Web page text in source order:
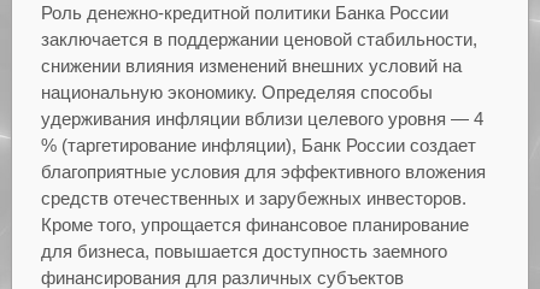
Роль денежно-кредитной политики Банка России
заключается в поддержании ценовой стабильности,
снижении влияния изменений внешних условий на
национальную экономику. Определяя способы
удерживания инфляции вблизи целевого уровня — 4
% (таргетирование инфляции), Банк России создает
благоприятные условия для эффективного вложения
средств отечественных и зарубежных инвесторов.
Кроме того, упрощается финансовое планирование
для бизнеса, повышается доступность заемного
финансирования для различных субъектов